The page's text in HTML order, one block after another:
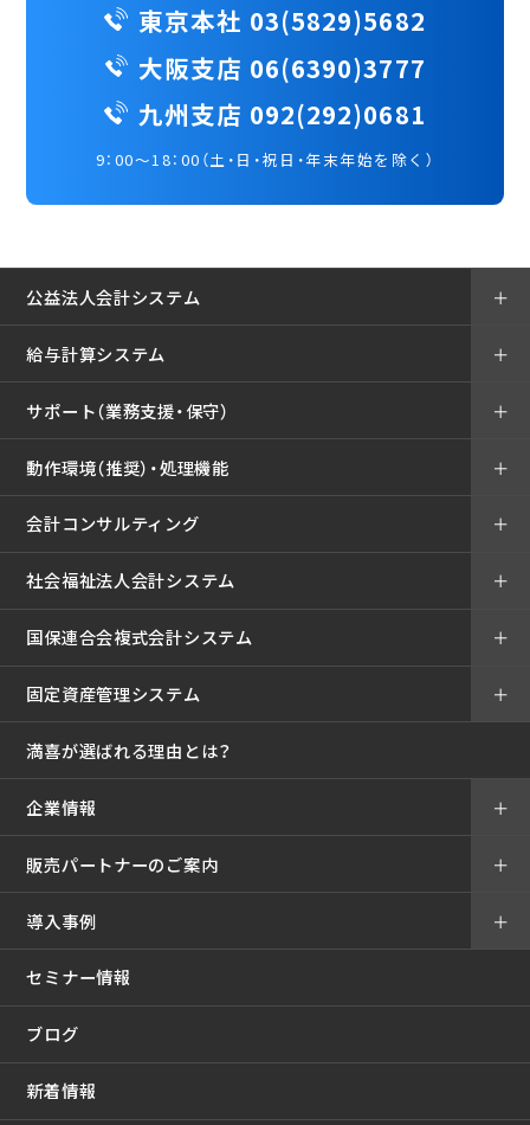
東京本社 03(5829)5682
大阪支店 06(6390)3777
九州支店 092(292)0681
9：00～18：00（土・日・祝日・年末年始を除く）
公益法人会計システム ＋
給与計算システム ＋
サポート（業務支援・保守） ＋
動作環境（推奨）・処理機能 ＋
会計コンサルティング ＋
社会福祉法人会計システム ＋
国保連合会複式会計システム ＋
固定資産管理システム ＋
満喜が選ばれる理由とは？
企業情報 ＋
販売パートナーのご案内 ＋
導入事例
セミナー情報
＋
ブログ
新着情報